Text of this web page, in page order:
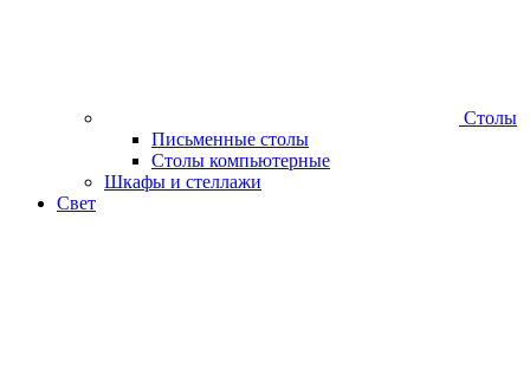
Столы
Письменные столы
Столы компьютерные
Шкафы и стеллажи
Свет